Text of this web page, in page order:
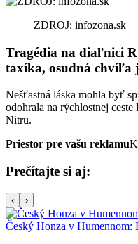
ZDROJ: infozona.sk
Tragédia na diaľnici
taxíka, osudná chvíľa
Nešťastná láska mohla byť
odohrala na rýchlostnej
Nitru.
Priestor pre vašu reklamu
Prečítajte si aj:
‹ ›
Český Honza v Humennom: